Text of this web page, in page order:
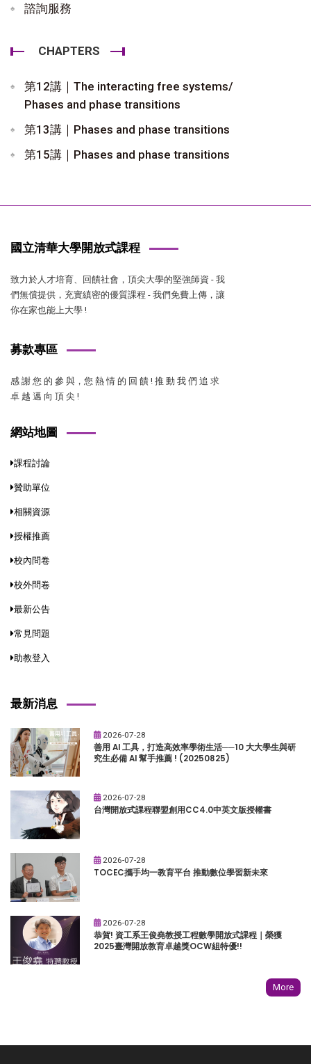
諮詢服務
CHAPTERS
第12講｜The interacting free systems/
Phases and phase transitions
第13講｜Phases and phase transitions
第15講｜Phases and phase transitions
國立清華大學開放式課程
致力於人才培育、回饋社會，頂尖大學的堅強師資 - 我
們無償提供，充實縝密的優質課程 - 我們免費上傳，讓
你在家也能上大學 !
募款專區
感 謝 您 的 參 與，您 熱 情 的 回 饋 ! 推 動 我 們 追 求
卓 越 邁 向 頂 尖 !
網站地圖
課程討論
贊助單位
相關資源
授權推薦
校內問卷
校外問卷
最新公告
常見問題
助教登入
最新消息
2026-07-28
善用 AI 工具，打造高效率學術生活──10 大大學生與研
究生必備 AI 幫手推薦 ! (20250825)
2026-07-28
台灣開放式課程聯盟創用CC4.0中英文版授權書
2026-07-28
TOCEC攜手均一教育平台 推動數位學習新未來
2026-07-28
恭賀! 資工系王俊堯教授工程數學開放式課程｜榮獲
2025臺灣開放教育卓越獎OCW組特優!!
More